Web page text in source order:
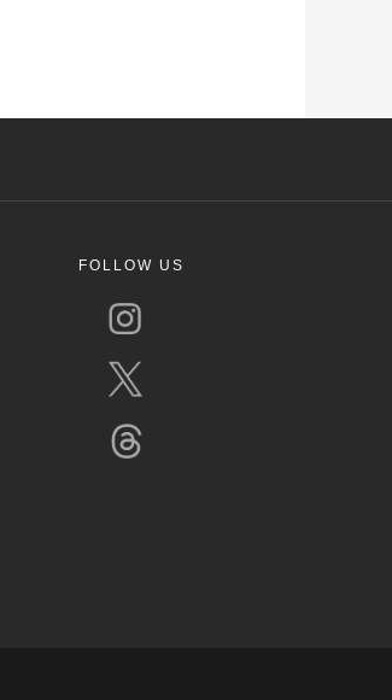
FOLLOW US